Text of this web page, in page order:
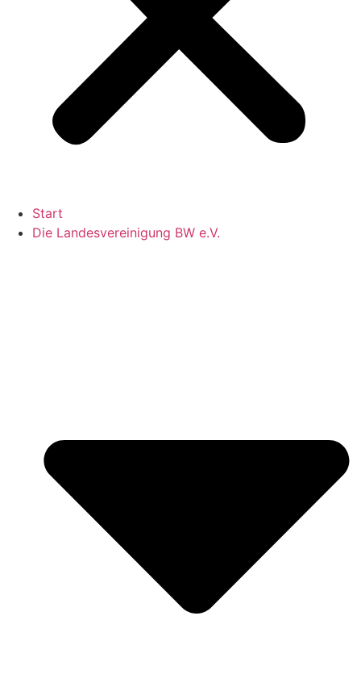
Start
Die Landesvereinigung BW e.V.